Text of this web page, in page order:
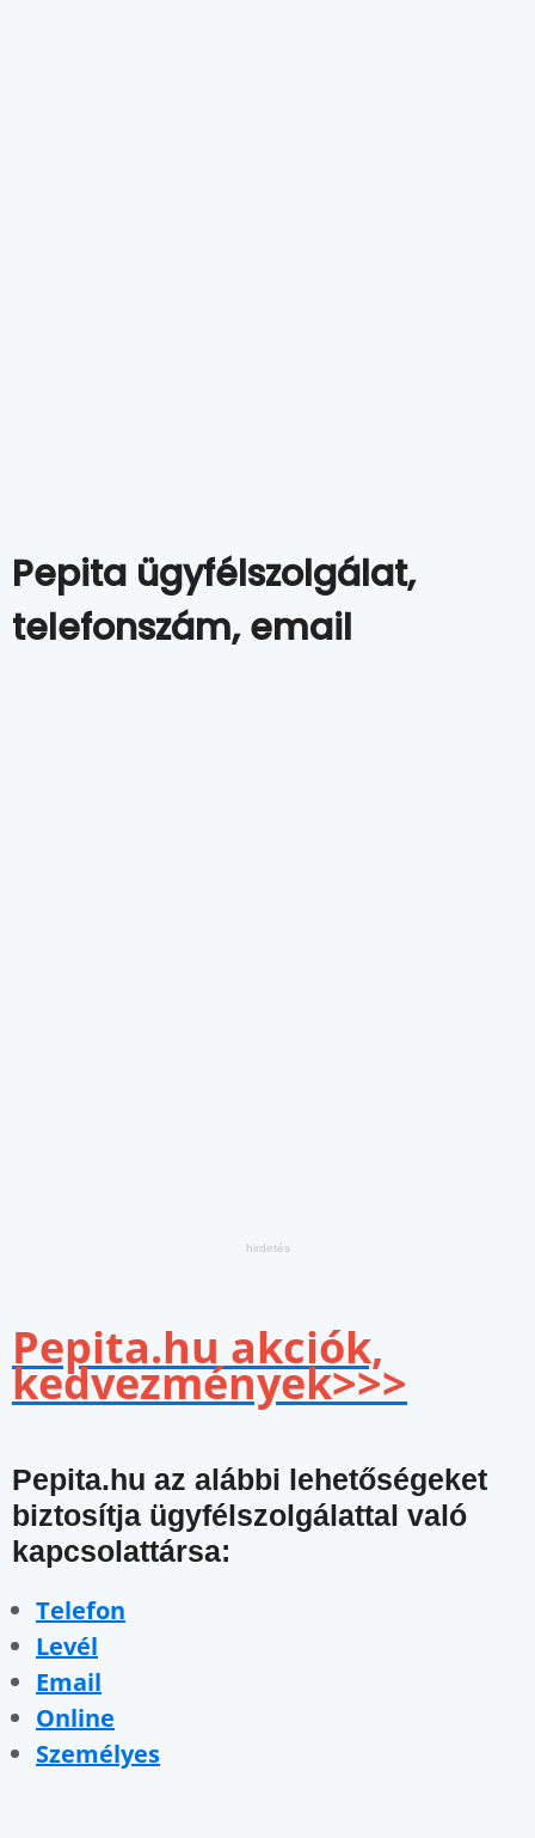
Pepita ügyfélszolgálat,
telefonszám, email
Pepita.hu akciók,
kedvezmények>>>
Pepita.hu az alábbi lehetőségeket
biztosítja ügyfélszolgálattal való
kapcsolattársa:
Telefon
Levél
Email
Online
Személyes